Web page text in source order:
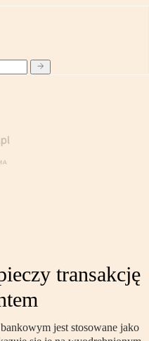
transakcję
jest stosowane jako